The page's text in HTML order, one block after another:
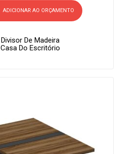
ADICIONAR AO ORÇAMENTO
Divisor De Madeira
Casa Do Escritório